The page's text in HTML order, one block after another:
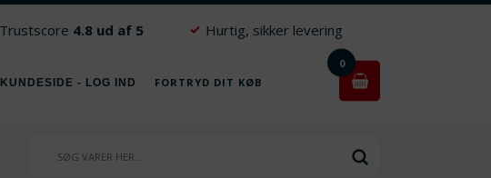
Trustscore 4.8 ud af 5 Hurtig, sikker levering
KUNDESIDE - LOG IND FORTRYD DIT KØB
0